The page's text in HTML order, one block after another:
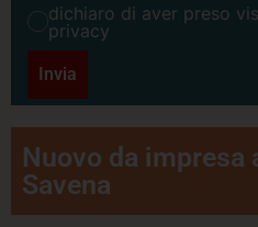
dichiaro di aver preso
privacy
Invia
Nuovo da impresa
Savena